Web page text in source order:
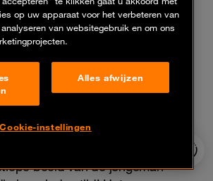
vaardigheden en profielen in
gelooft dat succes in
de eerste plaats afhangt van
waarbij vrouwen een
spelen.
beeld van de jongeman
op uw apparaat voor het verbeteren van
van websitegebruik en om ons
Alles afwijzen
Cookie-instellingen